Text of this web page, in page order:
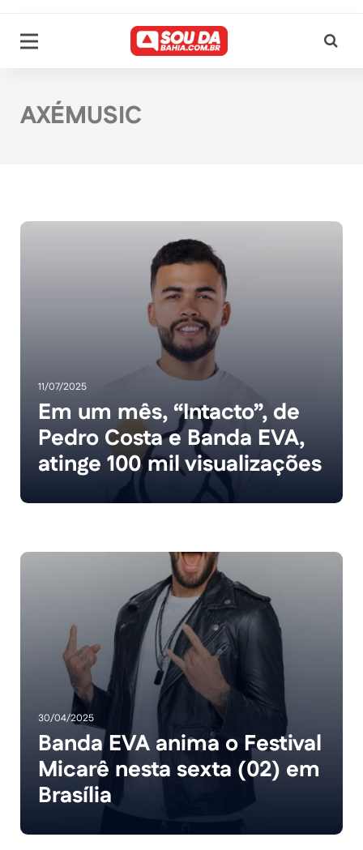
AXÉMUSIC
11/07/2025
Em um mês, “Intacto”, de
Pedro Costa e Banda EVA,
atinge 100 mil visualizações
30/04/2025
Banda EVA anima o Festival
Micarê nesta sexta (02) em
Brasília